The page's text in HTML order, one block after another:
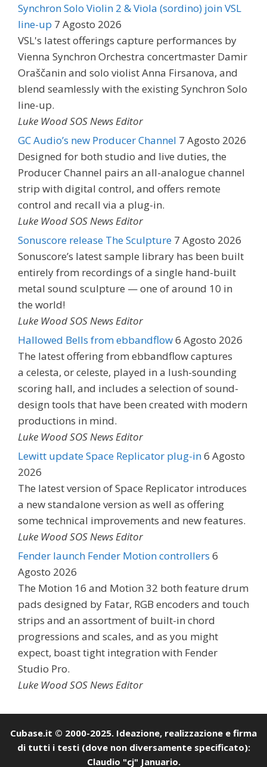
Synchron Solo Violin 2 & Viola (sordino) join VSL
line-up 7 Agosto 2026
VSL's latest offerings capture performances by
Vienna Synchron Orchestra concertmaster Damir
Oraščanin and solo violist Anna Firsanova, and
blend seamlessly with the existing Synchron Solo
line-up.
Luke Wood SOS News Editor
GC Audio’s new Producer Channel 7 Agosto 2026
Designed for both studio and live duties, the
Producer Channel pairs an all-analogue channel
strip with digital control, and offers remote
control and recall via a plug-in.
Luke Wood SOS News Editor
Sonuscore release The Sculpture 7 Agosto 2026
Sonuscore’s latest sample library has been built
entirely from recordings of a single hand-built
metal sound sculpture — one of around 10 in
the world!
Luke Wood SOS News Editor
Hallowed Bells from ebbandflow6 Agosto 2026
The latest offering from ebbandflow captures
a celesta, or celeste, played in a lush-sounding
scoring hall, and includes a selection of sound-
design tools that have been created with modern
productions in mind.
Luke Wood SOS News Editor
Lewitt update Space Replicator plug-in6 Agosto
2026
The latest version of Space Replicator introduces
a new standalone version as well as offering
some technical improvements and new features.
Luke Wood SOS News Editor
Fender launch Fender Motion controllers 6
Agosto 2026
The Motion 16 and Motion 32 both feature drum
pads designed by Fatar, RGB encoders and touch
strips and an assortment of built-in chord
progressions and scales, and as you might
expect, boast tight integration with Fender
Studio Pro.
Luke Wood SOS News Editor
Cubase.it © 2000-2025. Ideazione, realizzazione e firma
di tutti i testi (dove non diversamente specificato):
Claudio "cj" Januario.